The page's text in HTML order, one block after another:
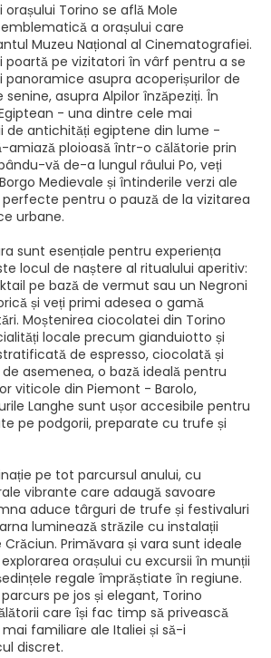
Torino se află Mole
a orașului care
Muzeu Național al Cinematografiei.
poartă pe vizitatori în vârf pentru a se
panoramice asupra acoperișurilor de
asupra Alpilor înzăpeziți. În
- una dintre cele mai
de antichități egiptene din lume -
amiază ploioasă într-o călătorie prin
vă de-a lungul râului Po, veți
Medievale și întinderile verzi ale
perfecte pentru o pauză de la vizitarea
urbane.
sunt esențiale pentru experiența
locul de naștere al ritualului aperitiv:
pe bază de vermut sau un Negroni
și veți primi adesea o gamă
Moștenirea ciocolatei din Torino
locale precum gianduiotto și
de espresso, ciocolată și
asemenea, o bază ideală pentru
viticole din Piemont - Barolo,
Langhe sunt ușor accesibile pentru
pe podgorii, preparate cu trufe și
pe tot parcursul anului, cu
vibrante care adaugă savoare
aduce târguri de trufe și festivaluri
luminează străzile cu instalații
Primăvara și vara sunt ideale
orașului cu excursii în munții
regale împrăștiate în regiune.
pe jos și elegant, Torino
care își fac timp să privească
familiare ale Italiei și să-i
discret.